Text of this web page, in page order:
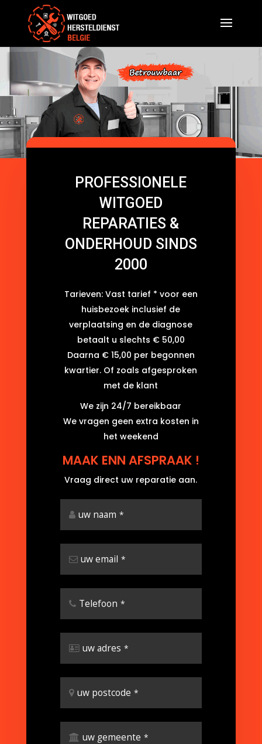
PROFESSIONELE
WITGOED
REPARATIES &
ONDERHOUD SINDS
2000
Tarieven: Vast tarief * voor een
huisbezoek inclusief de
verplaatsing en de diagnose
betaalt u slechts € 50,00
Daarna € 15,00 per begonnen
kwartier. Of zoals afgesproken
met de klant
We zijn 24/7 bereikbaar
We vragen geen extra kosten in
het weekend
MAAK ENN AFSPRAAK !
Vraag direct uw reparatie aan.
uw naam *
uw email *
Telefoon *
uw adres *
uw postcode *
uw gemeente *